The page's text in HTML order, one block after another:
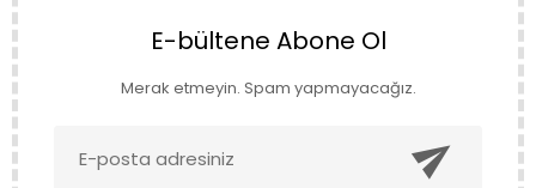
E-bültene Abone Ol
Merak etmeyin. Spam yapmayacağız.
